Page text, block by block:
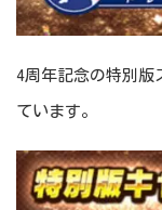
4周年記念の特別版
ています。